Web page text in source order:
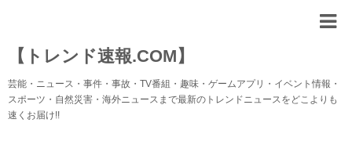
【トレンド速報.COM】
芸能・ニュース・事件・事故・TV番組・趣味・ゲームアプリ・イベント情報・
スポーツ・自然災害・海外ニュースまで最新のトレンドニュースをどこよりも
速くお届け!!